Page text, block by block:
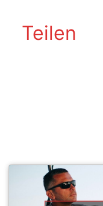
Teilen